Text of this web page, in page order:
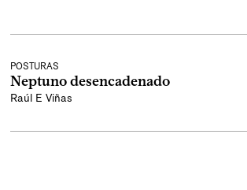
POSTURAS
Neptuno desencadenado
Raúl E Viñas